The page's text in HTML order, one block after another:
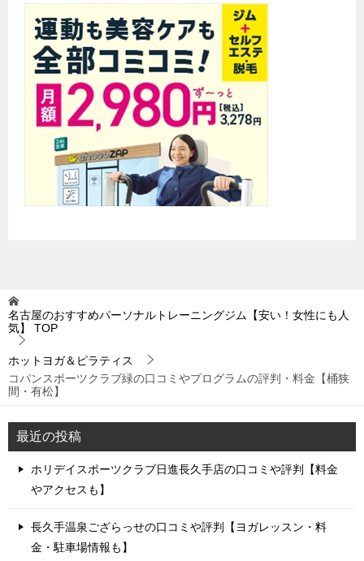
名古屋のおすすめパーソナルトレーニングジム【安い！女性にも人
気】
TOP
ホットヨガ＆ピラティス
コパンスポーツクラブ緑の口コミやプログラムの評判・料金【桶狭
間・有松】
最近の投稿
ホリデイスポーツクラブ日進長久手店の口コミや評判【料金
やアクセスも】
長久手温泉ござらっせの口コミや評判【ヨガレッスン・料
金・駐車場情報も】